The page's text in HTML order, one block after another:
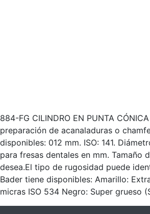
884-FG CILINDRO EN PUNTA
preparación de acanaladuras o
disponibles: 012 mm. ISO: 141.
para fresas dentales en mm.
desea.El tipo de rugosidad puede
Bader tiene disponibles: Amarillo:
micras ISO 534 Negro: Super grueso